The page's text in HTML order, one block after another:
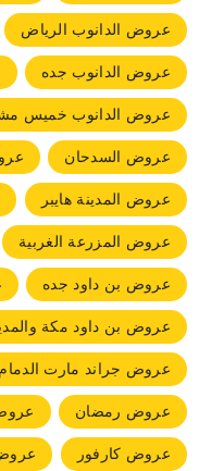
عروض الدانوب الرياض
عروض الدانوب جده
عروض الدانوب خميس
عروض السدحان
عروض المدينة هايبر
عروض المزرعة الغربية
عروض بن داود جده
عروض بن داود مكة
عروض جراند مارت الدمام
عروض رمضان
عروض كارفور
عروض